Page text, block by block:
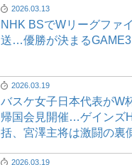
2026.03.13
NHK BSでWリーグファ
送…優勝が決まる
2026.03.19
バスケ女子日本代表がW
帰国会見開催…ゲインズ
括、宮澤主将は激闘の裏
2026.03.19